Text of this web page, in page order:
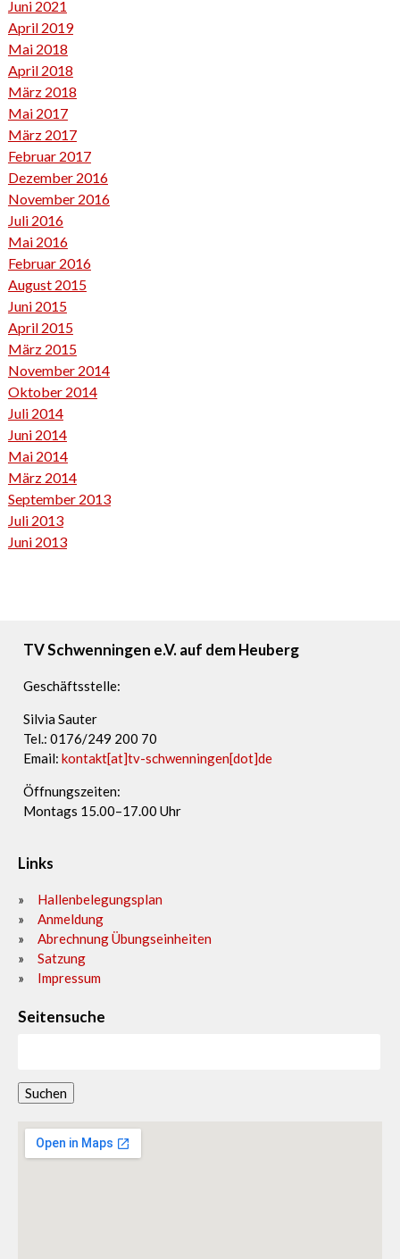
Juni 2021
April 2019
Mai 2018
April 2018
März 2018
Mai 2017
März 2017
Februar 2017
Dezember 2016
November 2016
Juli 2016
Mai 2016
Februar 2016
August 2015
Juni 2015
April 2015
März 2015
November 2014
Oktober 2014
Juli 2014
Juni 2014
Mai 2014
März 2014
September 2013
Juli 2013
Juni 2013
TV Schwenningen e.V. auf dem Heuberg
Geschäftsstelle:
Silvia Sauter
Tel.: 0176/249 200 70
Email: kontakt[at]tv-schwenningen[dot]de
Öffnungszeiten:
Montags 15.00–17.00 Uhr
Links
Hallenbelegungsplan
Anmeldung
Abrechnung Übungseinheiten
Satzung
Impressum
Seitensuche
Suchen